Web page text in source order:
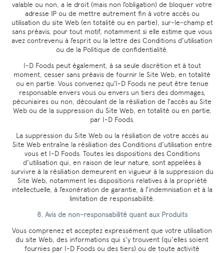
valable ou non, a le droit (mais non l’obligation) de bloquer votre
adresse IP ou de mettre autrement fin à votre accès ou
utilisation du site Web (en totalité ou en partie), sur-le-champ et
sans préavis, pour tout motif, notamment si elle estime que vous
avez contrevenu à l’esprit ou la lettre des Conditions d’utilisation
ou de la Politique de confidentialité.
I-D Foods peut également, à sa seule discrétion et à tout
moment, cesser sans préavis de fournir le Site Web, en totalité
ou en partie. Vous convenez qu’I-D Foods ne peut être tenue
responsable envers vous ou envers un tiers des dommages,
pécuniaires ou non, découlant de la résiliation de l’accès au Site
Web ou de la suppression du Site Web, en totalité ou en partie,
par I-D Foods.
La suppression du Site Web ou la résiliation de votre accès au
Site Web entraîne la résiliation des Conditions d’utilisation entre
vous et I-D Foods. Toutes les dispositions des Conditions
d’utilisation qui, en raison de leur nature, sont appelées à
survivre à la résiliation demeurent en vigueur à la suppression du
Site Web, notamment les dispositions relatives à la propriété
intellectuelle, à l’exonération de garantie, à l’indemnisation et à la
limitation de responsabilité.
8. Avis de non-responsabilité quant aux Produits
Vous comprenez et acceptez expressément que votre utilisation
du site Web, des informations qui s'y trouvent (qu'elles soient
fournies par I-D Foods ou des tiers) ou de toute activité